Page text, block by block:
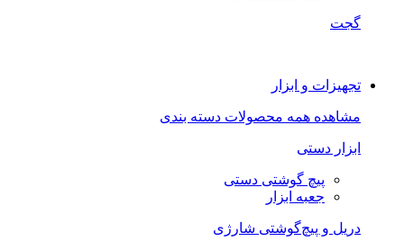
گجت
تجهیزات و ابزار
مشاهده همه محصولات دسته بندی
ابزار دستی
پیچ گوشتی دستی
جعبه ابزار
دریل و پیچ‌گوشتی شارژی